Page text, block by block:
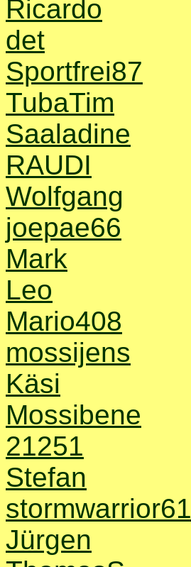
Ricardo
det
Sportfrei87
TubaTim
Saaladine
RAUDI
Wolfgang
joepae66
Mark
Leo
Mario408
mossijens
Käsi
Mossibene
21251
Stefan
stormwarrior61
Jürgen